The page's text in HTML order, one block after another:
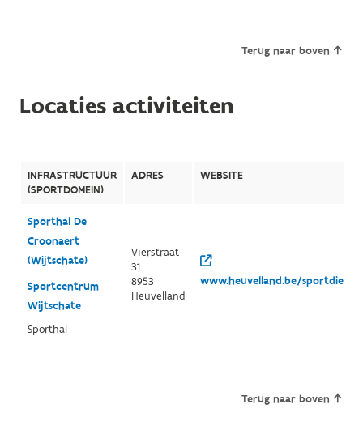
Terug naar boven
Locaties activiteiten
INFRASTRUCTUUR
(SPORTDOMEIN)
ADRES WEBSITE
Sporthal De
Croonaert
(Wijtschate)
Sportcentrum
Wijtschate
Sporthal
Vierstraat
31
8953
Heuvelland
www.heuvelland.be/sportdienst
Terug naar boven